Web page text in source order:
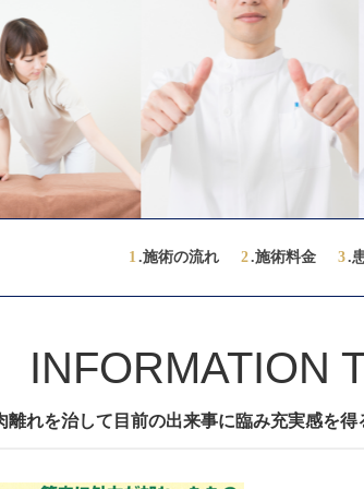
1.施術の流れ 2.施術料金 3.
INFORMATION
離れを治して目前の出来事に臨み充実感を得